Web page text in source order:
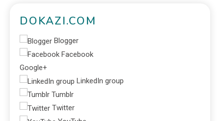
DOKAZI.COM
Blogger
Facebook
Google+
LinkedIn group
Tumblr
Twitter